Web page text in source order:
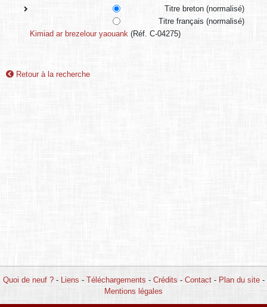
Titre breton (normalisé)
Titre français (normalisé)
Kimiad ar brezelour yaouank (Réf. C-04275)
Retour à la recherche
Quoi de neuf ?- Liens - Téléchargements - Crédits - Contact- Plan du site-
Mentions légales